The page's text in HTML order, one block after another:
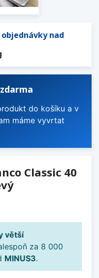
nad
do košíku a v
máme vyvrtat
Classic 40
větší
za 8 000
MINUS3.